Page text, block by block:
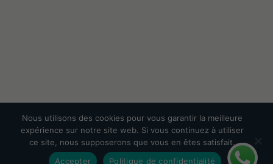
Nous utilisons des cookies pour vous garantir la meilleure
expérience sur notre site web. Si vous continuez à utiliser
ce site, nous supposerons que vous en êtes satisfait.
Accepter
Politique de confidentialité